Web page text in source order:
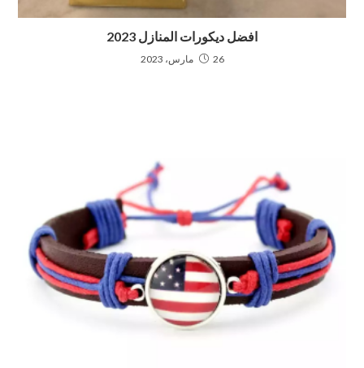
افضل ديكورات المنازل 2023
26 مارس، 2023